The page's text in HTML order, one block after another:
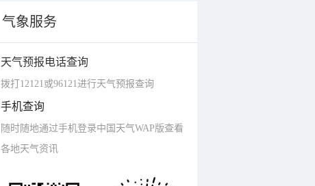
气象服务
天气预报电话查询
拨打12121或96121进行天气预报查询
手机查询
随时随地通过手机登录中国天气WAP版查看
各地天气资讯